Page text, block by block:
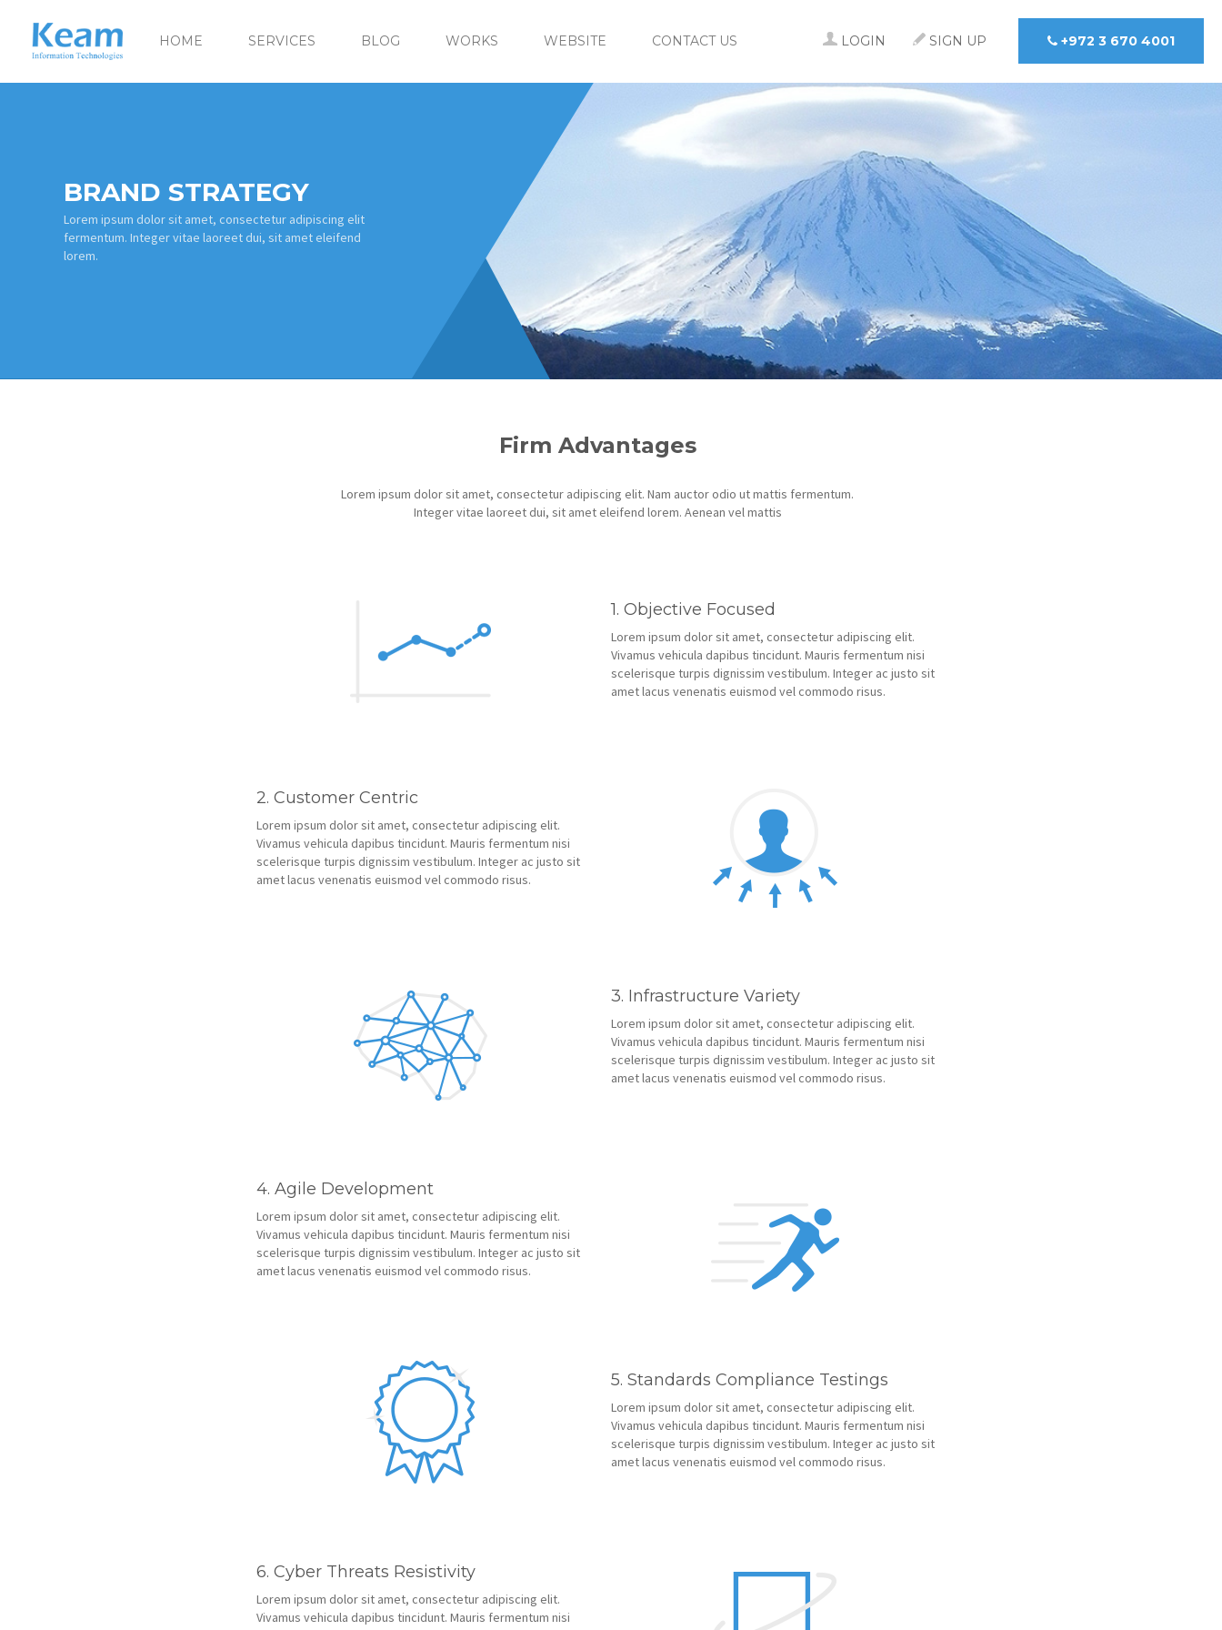
HOME SERVICES BLOG WORKS WEBSITE CONTACT US LOGIN SIGN UP +972 3 670 4001
BRAND STRATEGY
Lorem ipsum dolor sit amet, consectetur adipiscing elit
fermentum. Integer vitae laoreet dui, sit amet eleifend
lorem.
Firm Advantages
Lorem ipsum dolor sit amet, consectetur adipiscing elit. Nam auctor odio ut mattis fermentum.
Integer vitae laoreet dui, sit amet eleifend lorem. Aenean vel mattis
1. Objective Focused
Lorem ipsum dolor sit amet, consectetur adipiscing elit.
Vivamus vehicula dapibus tincidunt. Mauris fermentum nisi
scelerisque turpis dignissim vestibulum. Integer ac justo sit
amet lacus venenatis euismod vel commodo risus.
2. Customer Centric
Lorem ipsum dolor sit amet, consectetur adipiscing elit.
Vivamus vehicula dapibus tincidunt. Mauris fermentum nisi
scelerisque turpis dignissim vestibulum. Integer ac justo sit
amet lacus venenatis euismod vel commodo risus.
3. Infrastructure Variety
Lorem ipsum dolor sit amet, consectetur adipiscing elit.
Vivamus vehicula dapibus tincidunt. Mauris fermentum nisi
scelerisque turpis dignissim vestibulum. Integer ac justo sit
amet lacus venenatis euismod vel commodo risus.
4. Agile Development
Lorem ipsum dolor sit amet, consectetur adipiscing elit.
Vivamus vehicula dapibus tincidunt. Mauris fermentum nisi
scelerisque turpis dignissim vestibulum. Integer ac justo sit
amet lacus venenatis euismod vel commodo risus.
5. Standards Compliance Testings
Lorem ipsum dolor sit amet, consectetur adipiscing elit.
Vivamus vehicula dapibus tincidunt. Mauris fermentum nisi
scelerisque turpis dignissim vestibulum. Integer ac justo sit
amet lacus venenatis euismod vel commodo risus.
6. Cyber Threats Resistivity
Lorem ipsum dolor sit amet, consectetur adipiscing elit.
Vivamus vehicula dapibus tincidunt. Mauris fermentum nisi